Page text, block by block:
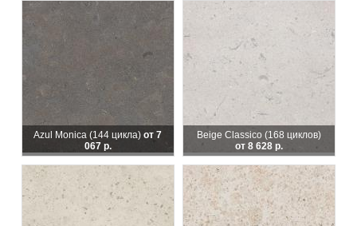
Azul Monica(144 цикла)от 7
067 р.
Beige Classico (168 циклов)
от 8 628 р.